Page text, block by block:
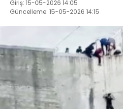
Giriş: 15-05-2026 14:05
Güncelleme: 15-05-2026 14:15